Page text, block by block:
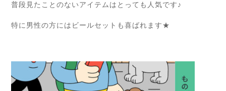
普段見たことのないアイテムはとっても人気です♪
特に男性の方にはビールセットも喜ばれます★